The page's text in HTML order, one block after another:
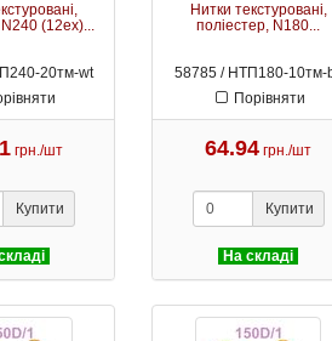
(12ex)...
20тм-wt
грн./шт
Купити
Нитки текстуровані,
поліестер, N180...
58785 / НТП180-10тм-
Порівняти
64.94 грн./шт
Купити
На складі